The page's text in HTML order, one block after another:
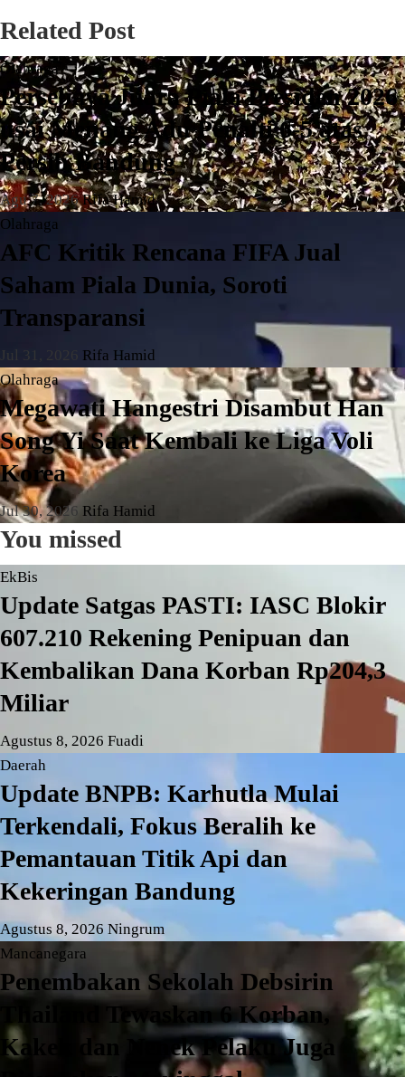
Related Post
Olahraga
Persebaya Juara Piala Presiden 2026
usai Menang Adu Penalti 6-5 atas
Persib Bandung
Agu 7, 2026Rifa Hamid
Olahraga
AFC Kritik Rencana FIFA Jual
Saham Piala Dunia, Soroti
Transparansi
Jul 31, 2026 Rifa Hamid
Olahraga
Megawati Hangestri Disambut Han
Song Yi Saat Kembali ke Liga Voli
Korea
Jul 30, 2026 Rifa Hamid
You missed
EkBis
Update Satgas PASTI: IASC Blokir
607.210 Rekening Penipuan dan
Kembalikan Dana Korban Rp204,3
Miliar
Agustus 8, 2026 Fuadi
Daerah
Update BNPB: Karhutla Mulai
Terkendali, Fokus Beralih ke
Pemantauan Titik Api dan
Kekeringan Bandung
Agustus 8, 2026 Ningrum
Mancanegara
Penembakan Sekolah Debsirin
Thailand Tewaskan 6 Korban,
Kakek dan Nenek Pelaku Juga